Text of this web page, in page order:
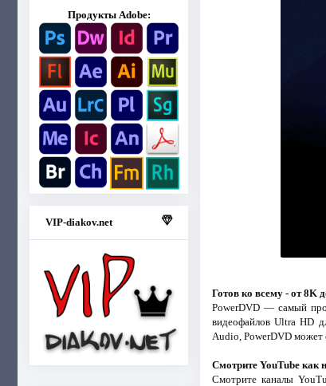
Продукты Adobe:
VIP-diakov.net
Готов ко всему - от 8K
PowerDVD — самый
видеофайлов Ultra HD
Audio, PowerDVD может
Смотрите YouTube как
Смотрите каналы